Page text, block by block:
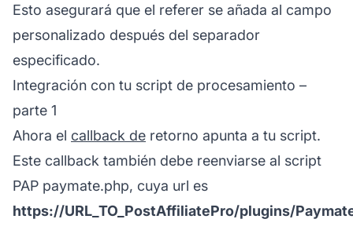
Esto asegurará que el referer se añada al campo
personalizado después del separador
especificado.
Integración con tu script de procesamiento –
parte 1
Ahora el callback de retorno apunta a tu script.
Este callback también debe reenviarse al script
PAP paymate.php, cuya url es
https://URL_TO_PostAffiliatePro/plugins/